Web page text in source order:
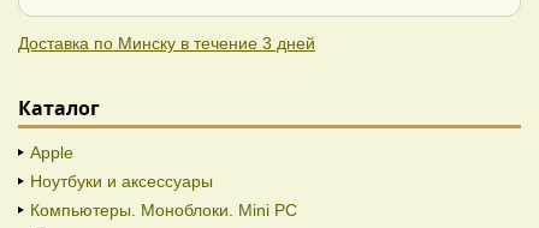
Доставка по Минску в течение 3 дней
Каталог
Apple
Ноутбуки и аксессуары
Компьютеры. Моноблоки. Mini PC